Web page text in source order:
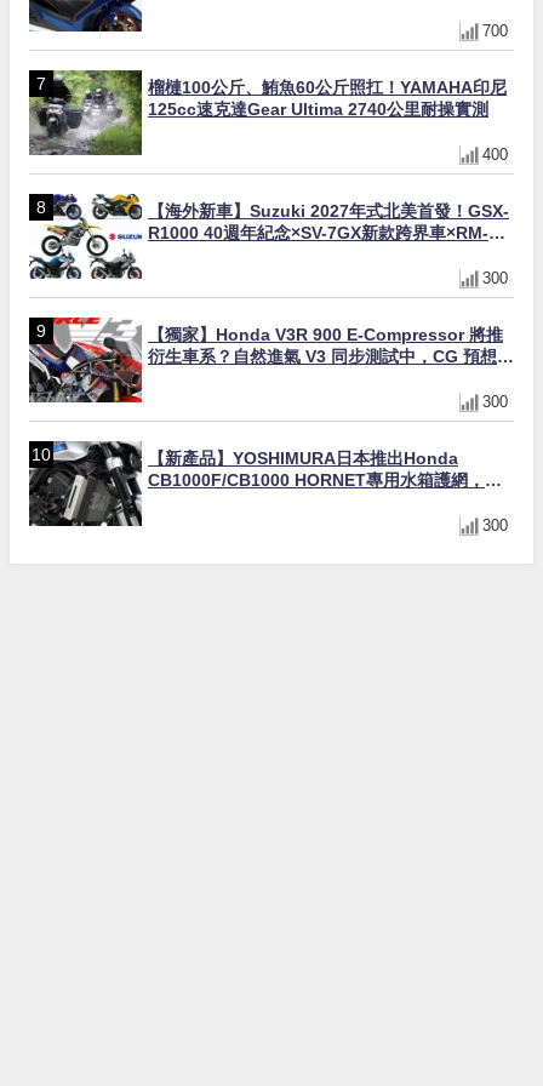
700
榴槤100公斤、鮪魚60公斤照扛！YAMAHA印尼
125cc速克達Gear Ultima 2740公里耐操實測
400
【海外新車】Suzuki 2027年式北美首發！GSX-
R1000 40週年紀念×SV-7GX新款跨界車×RM-
300
【獨家】Honda V3R 900 E-Compressor 將推
衍生車系？自然進氣 V3 同步測試中，CG 預想曝
300
【新產品】YOSHIMURA日本推出Honda
CB1000F/CB1000 HORNET專用水箱護網，六
300